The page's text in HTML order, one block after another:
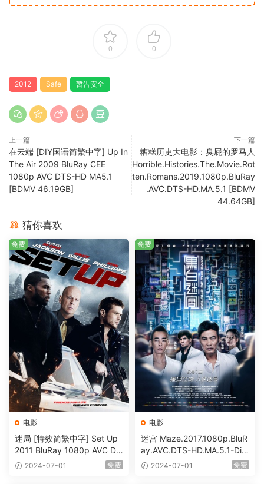
0 0
2012 Safe 暂告安全
上一篇
在云端 [DIY国语简繁中字] Up In
The Air 2009 BluRay CEE
1080p AVC DTS-HD MA5.1
[BDMV 46.19GB]
下一篇
糟糕历史大电影：臭屁的罗马人
Horrible.Histories.The.Movie.Rot
ten.Romans.2019.1080p.BluRay
.AVC.DTS-HD.MA.5.1 [BDMV
44.64GB]
猜你喜欢
电影
迷局 [特效简繁中字] Set Up
2011 BluRay 1080p AVC DT
S-HD MA5.1-shhaclm@CHD
2024-07-01 免费
免费
电影
迷宫 Maze.2017.1080p.BluR
ay.AVC.DTS-HD.MA.5.1-DiY
@HDHome [BDISO 19.7GB]
2024-07-01 免费
免费